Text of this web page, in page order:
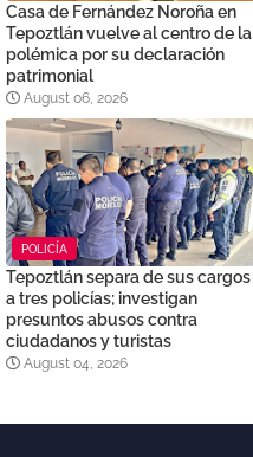
Casa de Fernández Noroña en
Tepoztlán vuelve al centro de la
polémica por su declaración
patrimonial
August 06, 2026
POLICÍA
Tepoztlán separa de sus cargos
a tres policías; investigan
presuntos abusos contra
ciudadanos y turistas
August 04, 2026